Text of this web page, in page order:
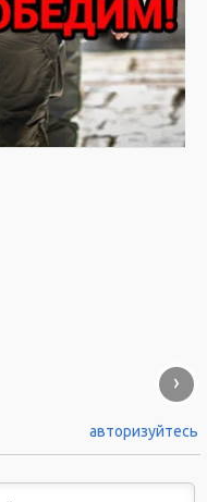
›
авторизуйтесь